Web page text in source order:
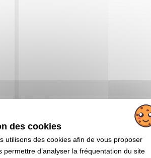
A partir de0,05 €HT
des cookies
utilisons des cookies afin de vous proposer
d’analyser la fréquentation du site